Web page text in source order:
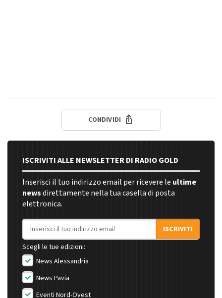
CONDIVIDI
ISCRIVITI ALLE NEWSLETTER DI RADIO GOLD
Inserisci il tuo indirizzo email per ricevere le ultime
newsdirettamente nella tua casella di posta
elettronica.
Indirizzo email
ISCRIVITI
Scegli le tue edizioni:
News Alessandria
News Pavia
Eventi Nord-Ovest